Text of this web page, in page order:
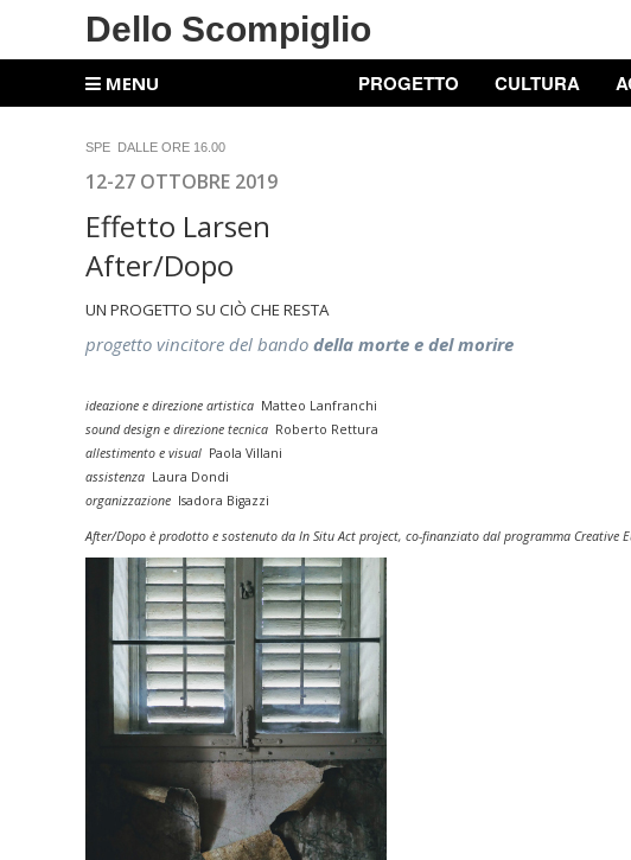
Dello Scompiglio
MENU PROGETTO CULTURA
SPE DALLE ORE 16.00
12-27 OTTOBRE 2019
Effetto Larsen
After/Dopo
UN PROGETTO SU CIÒ CHE RESTA
progetto vincitore del bando della morte e del morire
ideazione e direzione artistica Matteo Lanfranchi
sound design e direzione tecnica Roberto Rettura
allestimento e visual Paola Villani
assistenza Laura Dondi
organizzazione Isadora Bigazzi
After/Dopo è prodotto e sostenuto da In Situ Act project, co-finanziato dal programma Creative